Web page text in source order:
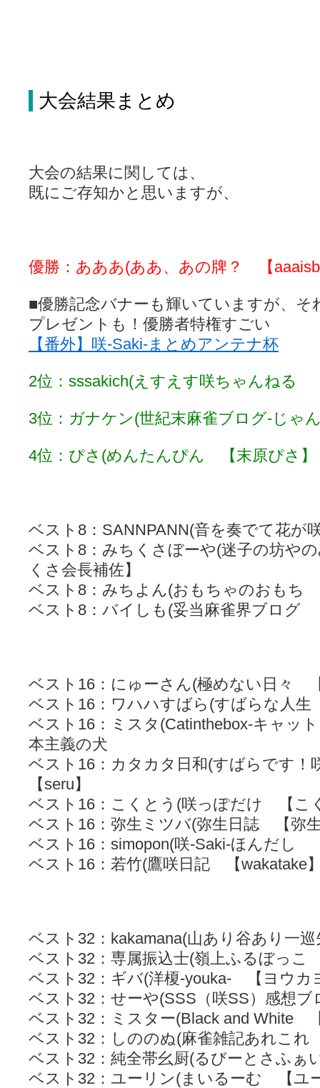
大会結果まとめ
大会の結果に関しては、
既にご存知かと思いますが、
優勝：あああ(ああ、あの牌？ 【
■優勝記念バナーも輝いていますが、
プレゼントも！優勝者特権すごい
【番外】咲-Saki-まとめアンテナ杯
2位：sssakich(えすえす咲ちゃんねる
3位：ガナケン(世紀末麻雀ブログ-じ
4位：ぴさ(めんたんぴん 【末原ぴさ】
ベスト8：SANNPANN(音を奏でて花が
ベスト8：みちくさぼーや(迷子の坊や
くさ会長補佐】
ベスト8：みちよん(おもちゃのおもち
ベスト8：バイしも(妥当麻雀界ブログ
ベスト16：にゅーさん(極めない日々
ベスト16：ワハハすばら(すばらな人
ベスト16：ミスタ(Catinthebox-キャッ
本主義の犬
ベスト16：カタカタ日和(すばらです
【seru】
ベスト16：こくとう(咲っぽだけ 【こ
ベスト16：弥生ミツバ(弥生日誌 【弥
ベスト16：simopon(咲-Saki-ほんだし
ベスト16：若竹(鷹咲日記 【wakatake
ベスト32：kakamana(山あり谷あり一
ベスト32：専属振込士(嶺上ふるぼっ
ベスト32：ギバ(洋榎-youka- 【ヨウカ
ベスト32：せーや(SSS（咲SS）感想
ベスト32：ミスター(Black and White
ベスト32：しののぬ(麻雀雑記あれこ
ベスト32：純全帯幺厨(るびーとさふ
ベスト32：ユーリン(まいるーむ 【ユ